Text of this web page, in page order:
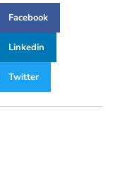
Facebook
Linkedin
Twitter